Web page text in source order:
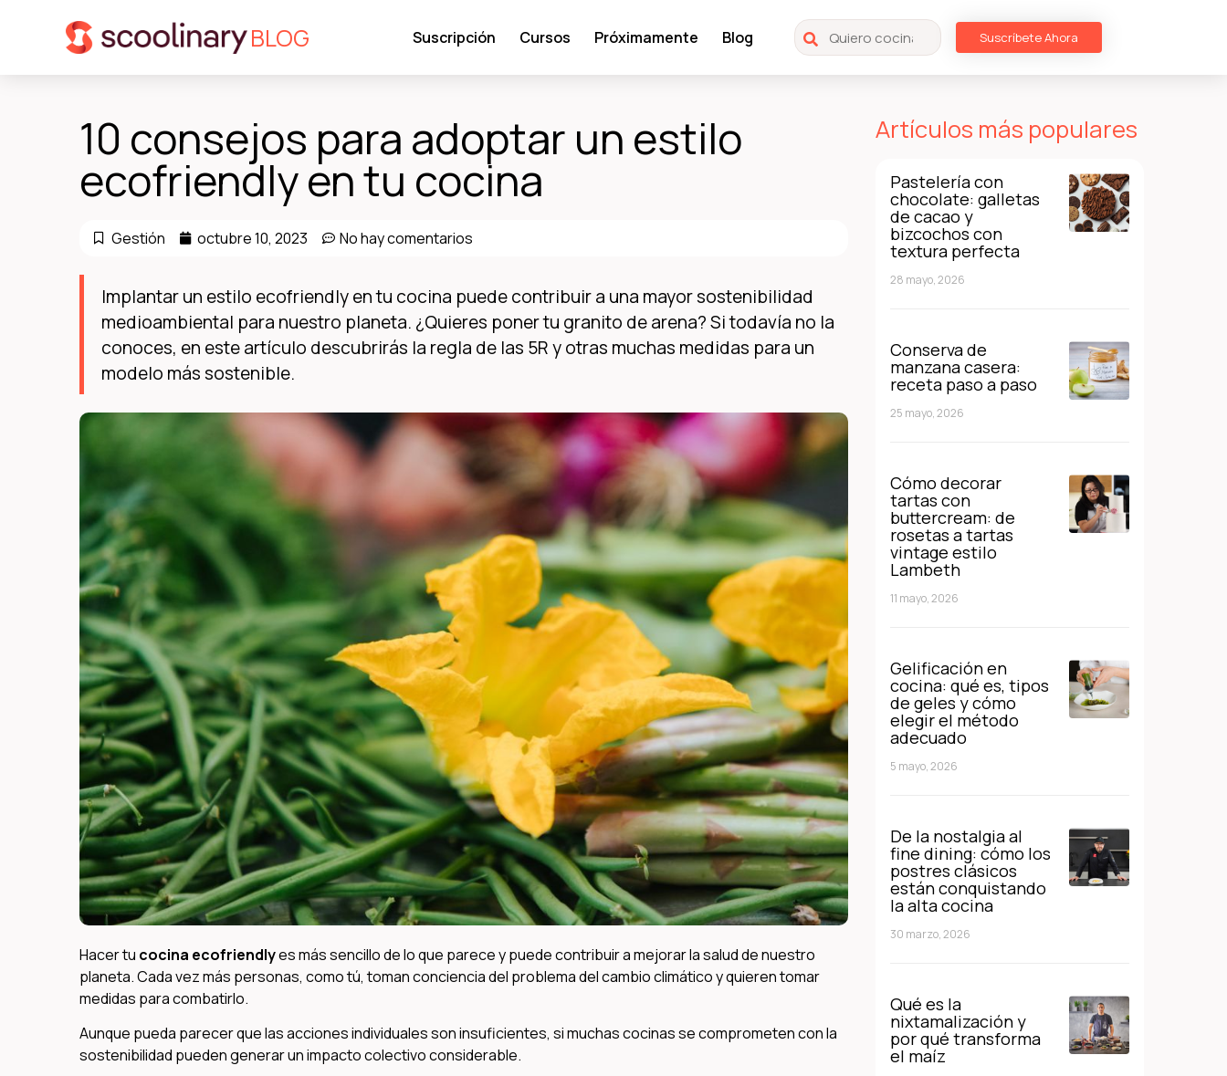
BLOG Suscripción Cursos Próximamente Blog Suscríbete Ahora
10 consejos para adoptar un estilo
ecofriendly en tu cocina
Gestión octubre 10, 2023 No hay comentarios
Implantar un estilo ecofriendly en tu cocina puede contribuir a una mayor sostenibilidad
medioambiental para nuestro planeta. ¿Quieres poner tu granito de arena? Si todavía no la
conoces, en este artículo descubrirás la regla de las 5R y otras muchas medidas para un
modelo más sostenible.
Hacer tu cocina ecofriendlyes más sencillo de lo que parece y puede contribuir a mejorar la salud de nuestro
planeta. Cada vez más personas, como tú, toman conciencia del problema del cambio climático y quieren tomar
medidas para combatirlo.
Aunque pueda parecer que las acciones individuales son insuficientes, si muchas cocinas se comprometen con la
sostenibilidad pueden generar un impacto colectivo considerable.
Artículos más populares
Pastelería con
chocolate: galletas
de cacao y
bizcochos con
textura perfecta
28 mayo, 2026
Conserva de
manzana casera:
receta paso a paso
25 mayo, 2026
Cómo decorar
tartas con
buttercream: de
rosetas a tartas
vintage estilo
Lambeth
11 mayo, 2026
Gelificación en
cocina: qué es, tipos
de geles y cómo
elegir el método
adecuado
5 mayo, 2026
De la nostalgia al
fine dining: cómo los
postres clásicos
están conquistando
la alta cocina
30 marzo, 2026
Qué es la
nixtamalización y
por qué transforma
el maíz